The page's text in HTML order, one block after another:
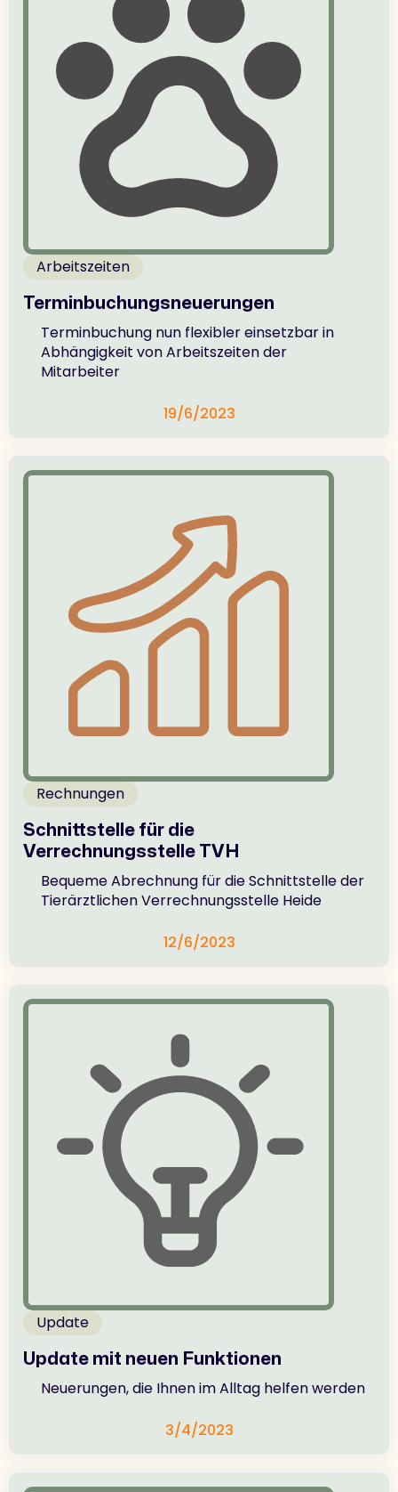
Arbeitszeiten
Terminbuchungsneuerungen
Terminbuchung nun flexibler einsetzbar in
Abhängigkeit von Arbeitszeiten der
Mitarbeiter
19/6/2023
Rechnungen
Schnittstelle für die
Verrechnungsstelle TVH
Bequeme Abrechnung für die Schnittstelle der
Tierärztlichen Verrechnungsstelle Heide
12/6/2023
Update
Update mit neuen Funktionen
Neuerungen, die Ihnen im Alltag helfen werden
3/4/2023